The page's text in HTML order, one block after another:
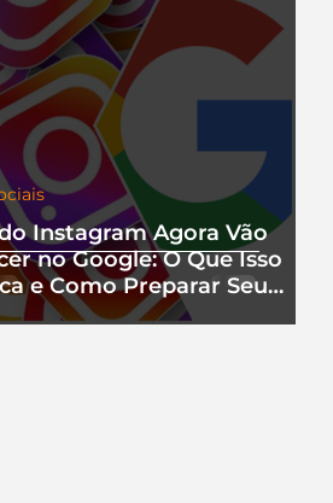
Instagram Agora Vão
no Google: O Que Isso
e Como Preparar Seu